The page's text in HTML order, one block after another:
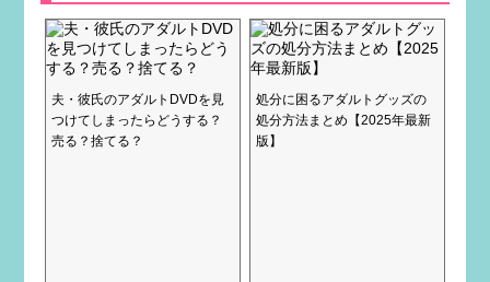
夫・彼氏のアダルトDVDを見
つけてしまったらどうする？
売る？捨てる？
処分に困るアダルトグッズの
処分方法まとめ【2025年最新
版】